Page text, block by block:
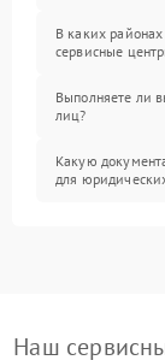
В каких
сервисные
Выполняете ли
лиц?
Какую
для
Наш